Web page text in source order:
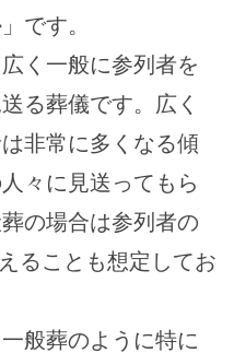
です。
く一般に参列者を
る葬儀です。広く
非常に多くなる傾
々に見送ってもら
の場合は参列者の
ることも想定してお
般葬のように特に